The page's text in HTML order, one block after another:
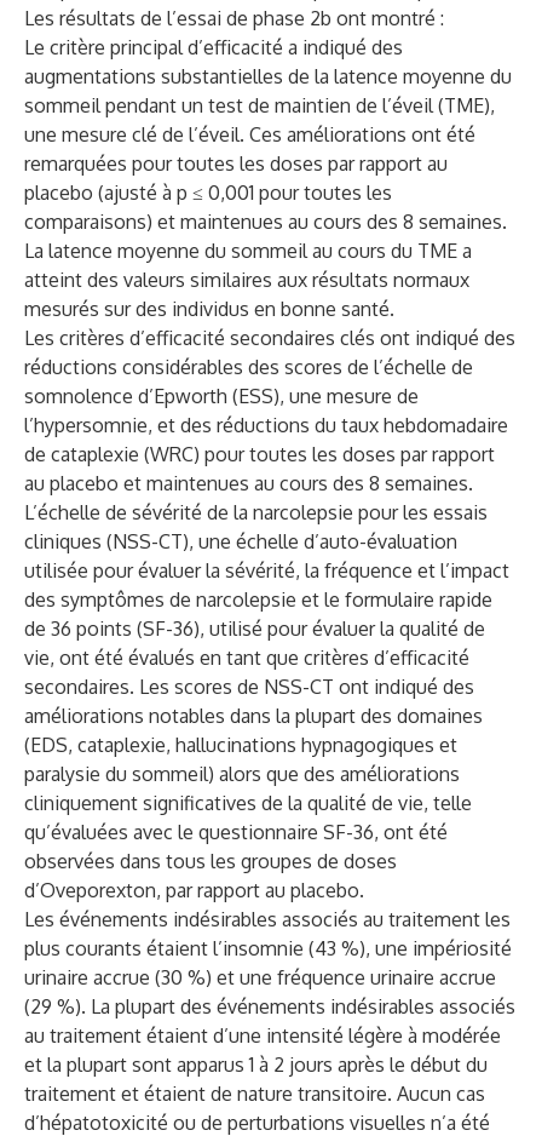
Les résultats de l’essai de phase 2b ont montré :
Le critère principal d’efficacité a indiqué des
augmentations substantielles de la latence moyenne du
sommeil pendant un test de maintien de l’éveil (TME),
une mesure clé de l’éveil. Ces améliorations ont été
remarquées pour toutes les doses par rapport au
placebo (ajusté à p ≤ 0,001 pour toutes les
comparaisons) et maintenues au cours des 8 semaines.
La latence moyenne du sommeil au cours du TME a
atteint des valeurs similaires aux résultats normaux
mesurés sur des individus en bonne santé.
Les critères d’efficacité secondaires clés ont indiqué des
réductions considérables des scores de l’échelle de
somnolence d’Epworth (ESS), une mesure de
l’hypersomnie, et des réductions du taux hebdomadaire
de cataplexie (WRC) pour toutes les doses par rapport
au placebo et maintenues au cours des 8 semaines.
L’échelle de sévérité de la narcolepsie pour les essais
cliniques (NSS-CT), une échelle d’auto-évaluation
utilisée pour évaluer la sévérité, la fréquence et l’impact
des symptômes de narcolepsie et le formulaire rapide
de 36 points (SF-36), utilisé pour évaluer la qualité de
vie, ont été évalués en tant que critères d’efficacité
secondaires. Les scores de NSS-CT ont indiqué des
améliorations notables dans la plupart des domaines
(EDS, cataplexie, hallucinations hypnagogiques et
paralysie du sommeil) alors que des améliorations
cliniquement significatives de la qualité de vie, telle
qu’évaluées avec le questionnaire SF-36, ont été
observées dans tous les groupes de doses
d’Oveporexton, par rapport au placebo.
Les événements indésirables associés au traitement les
plus courants étaient l’insomnie (43 %), une impériosité
urinaire accrue (30 %) et une fréquence urinaire accrue
(29 %). La plupart des événements indésirables associés
au traitement étaient d’une intensité légère à modérée
et la plupart sont apparus 1 à 2 jours après le début du
traitement et étaient de nature transitoire. Aucun cas
d’hépatotoxicité ou de perturbations visuelles n’a été